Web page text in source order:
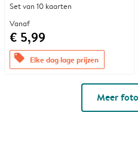
Set van 10 kaarten
Vanaf
€ 5,99
offers Elke dag lage prijzen
Meer